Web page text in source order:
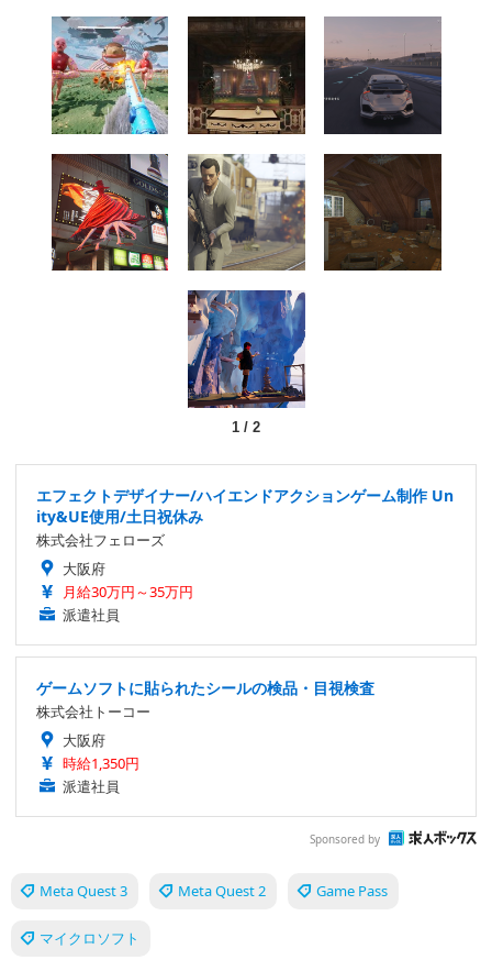
1/ 2
エフェクトデザイナー/ハイエンドアクションゲーム制作 Un
ity&UE使用/土日祝休み
株式会社フェローズ
大阪府
月給30万円～35万円
派遣社員
ゲームソフトに貼られたシールの検品・目視検査
株式会社トーコー
大阪府
時給1,350円
派遣社員
Sponsored by
Meta Quest 3 Meta Quest 2 Game Pass
マイクロソフト